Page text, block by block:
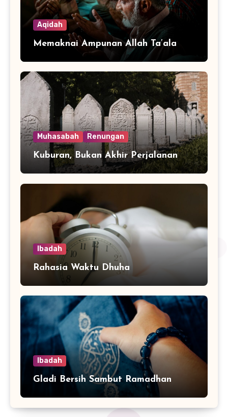
Aqidah
Memaknai Ampunan Allah Ta’ala
Muhasabah Renungan
Kuburan, Bukan Akhir Perjalanan
Ibadah
Rahasia Waktu Dhuha
Ibadah
Gladi Bersih Sambut Ramadhan